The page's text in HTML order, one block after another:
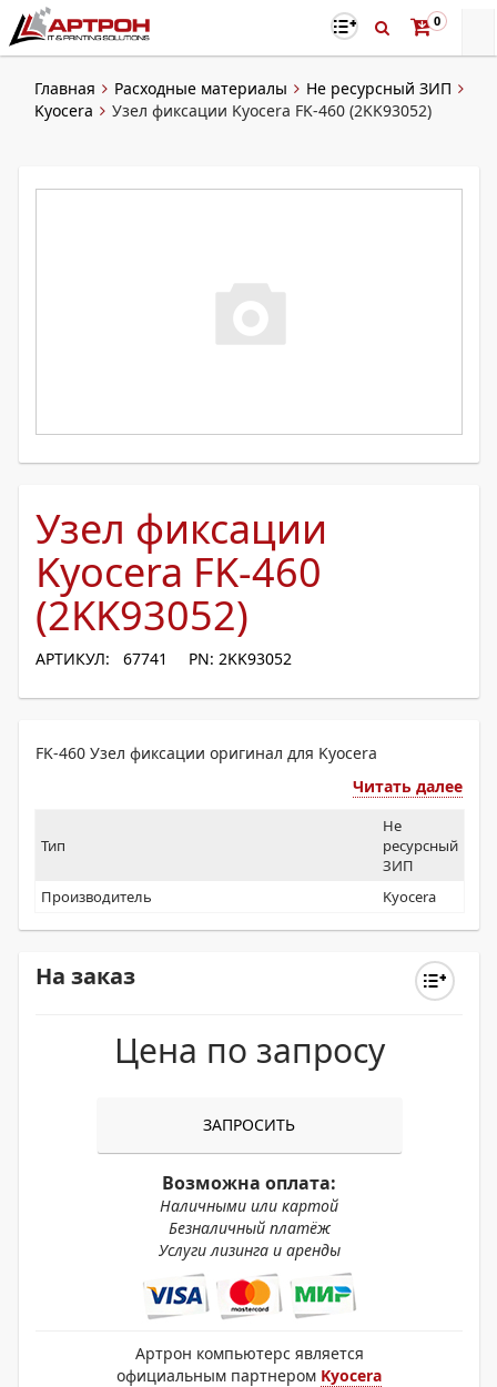
0
Главная Расходные материалы
Не ресурсный ЗИП
Kyocera
Узел фиксации Kyocera FK-460 (2KK93052)
Узел фиксации
Kyocera FK-460
(2KK93052)
АРТИКУЛ: 67741 PN: 2KK93052
FK-460 Узел фиксации оригинал для Kyocera
Читать далее
Тип
Не
ресурсный
ЗИП
Производитель
Kyocera
На заказ
Цена по запросу
ЗАПРОСИТЬ
Возможна оплата:
Наличными или картой
Безналичный платёж
Услуги лизинга и аренды
Артрон компьютерс является
официальным партнером Kyocera